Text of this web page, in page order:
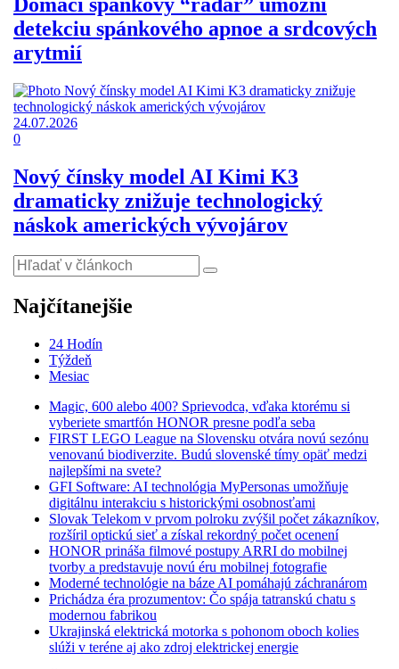
Domáci spánkový “radar” umožní
detekciu spánkového apnoe a srdcových
arytmií
24.07.2026
0
Nový čínsky model AI Kimi K3
dramaticky znižuje technologický
náskok amerických vývojárov
Najčítanejšie
24 Hodín
Týždeň
Mesiac
Magic, 600 alebo 400? Sprievodca, vďaka ktorému si
vyberiete smartfón HONOR presne podľa seba
FIRST LEGO League na Slovensku otvára novú sezónu
venovanú biodiverzite. Budú slovenské tímy opäť medzi
najlepšími na svete?
GFI Software: AI technológia MyPersonas umožňuje
digitálnu interakciu s historickými osobnosťami
Slovak Telekom v prvom polroku zvýšil počet zákazníkov,
rozšíril optickú sieť a získal rekordný počet ocenení
HONOR prináša filmové postupy ARRI do mobilnej
tvorby a predstavuje novú éru mobilnej fotografie
Moderné technológie na báze AI pomáhajú záchranárom
Prichádza éra prozumentov: Čo spája tatranskú chatu s
modernou fabrikou
Ukrajinská elektrická motorka s pohonom oboch kolies
slúži v teréne aj ako zdroj elektrickej energie